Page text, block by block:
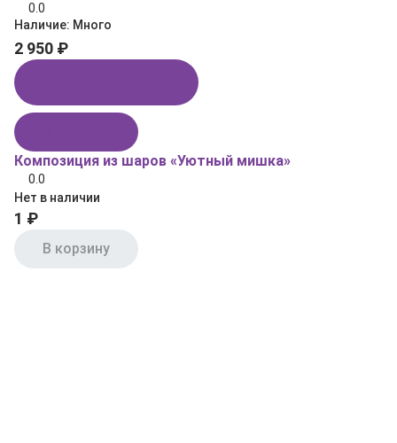
0.0
Наличие: Много
2 950 ₽
Композиция из шаров «Уютный мишка»
0.0
Нет в наличии
1 ₽
В корзину